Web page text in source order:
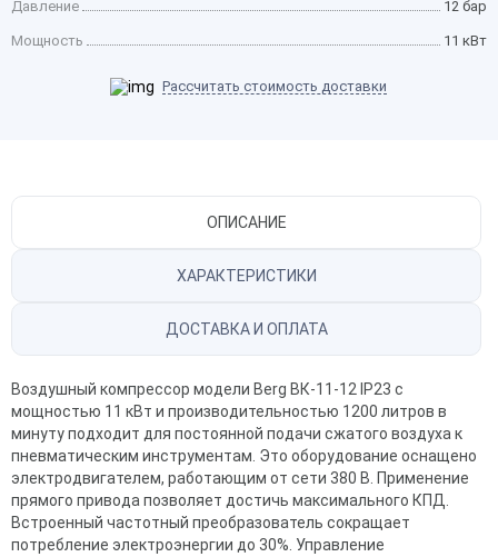
Давление 12 бар
Мощность 11 кВт
Рассчитать стоимость доставки
ОПИСАНИЕ
ХАРАКТЕРИСТИКИ
ДОСТАВКА И ОПЛАТА
Воздушный компрессор модели Berg ВК-11-12 IP23 с
мощностью 11 кВт и производительностью 1200 литров в
минуту подходит для постоянной подачи сжатого воздуха к
пневматическим инструментам. Это оборудование оснащено
электродвигателем, работающим от сети 380 В. Применение
прямого привода позволяет достичь максимального КПД.
Встроенный частотный преобразователь сокращает
потребление электроэнергии до 30%. Управление